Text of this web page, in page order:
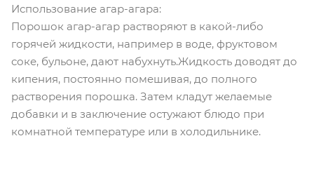
Использование агар-агара:
Порошок агар-агар растворяют в какой-либо
горячей жидкости, например в воде, фруктовом
соке, бульоне, дают набухнуть.Жидкость доводят до
кипения, постоянно помешивая, до полного
растворения порошка. Затем кладут желаемые
добавки и в заключение остужают блюдо при
комнатной температуре или в холодильнике.